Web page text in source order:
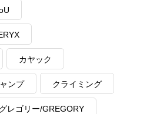
カヤック
ンプ クライミング
グレゴリー/GREGORY